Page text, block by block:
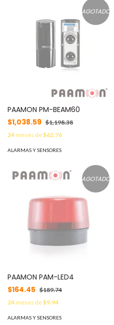
AGOTADO
PAAMON PM-BEAM60
$1,038.59 $1,198.38
24meses de$62.76
ALARMAS Y SENSORES
AGOTADO
PAAMON PAM-LED4
$164.45 $189.74
24meses de$9.94
ALARMAS Y SENSORES